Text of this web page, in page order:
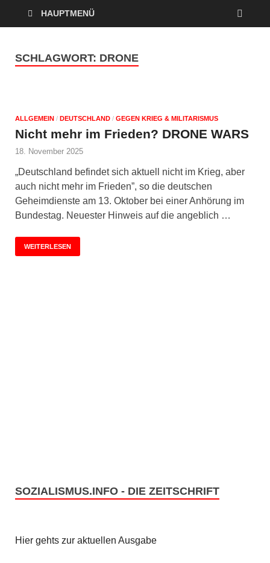
HAUPTMENÜ
SCHLAGWORT: DRONE
ALLGEMEIN / DEUTSCHLAND / GEGEN KRIEG & MILITARISMUS
Nicht mehr im Frieden? DRONE WARS
18. November 2025
„Deutschland befindet sich aktuell nicht im Krieg, aber
auch nicht mehr im Frieden”, so die deutschen
Geheimdienste am 13. Oktober bei einer Anhörung im
Bundestag. Neuester Hinweis auf die angeblich …
WEITERLESEN
SOZIALISMUS.INFO - DIE ZEITSCHRIFT
Hier gehts zur aktuellen Ausgabe